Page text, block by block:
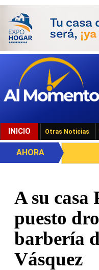
INICIO Otras Noticias
AHORA
A su casa
puesto
barbería
Vásquez